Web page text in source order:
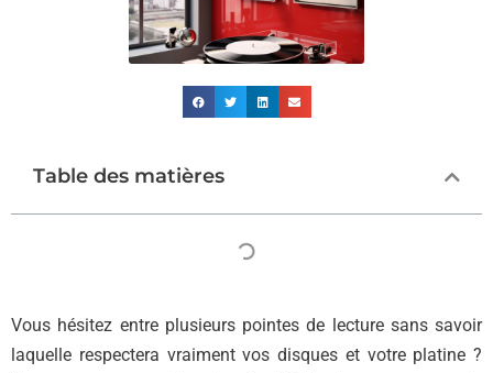
Table des matières
Vous hésitez entre plusieurs pointes de lecture sans savoir
laquelle respectera vraiment vos disques et votre platine ?